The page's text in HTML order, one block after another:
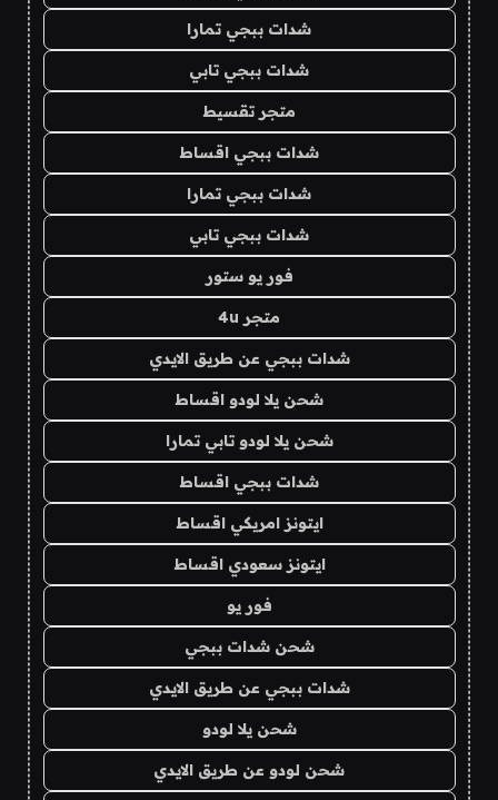
شدات ببجي تمارا
شدات ببجي تابي
متجر تقسيط
شدات ببجي اقساط
شدات ببجي تمارا
شدات ببجي تابي
فور يو ستور
متجر 4u
شدات ببجي عن طريق الايدي
شحن يلا لودو اقساط
شحن يلا لودو تابي تمارا
شدات ببجي اقساط
ايتونز امريكي اقساط
ايتونز سعودي اقساط
فور يو
شحن شدات ببجي
شدات ببجي عن طريق الايدي
شحن يلا لودو
شحن لودو عن طريق الايدي